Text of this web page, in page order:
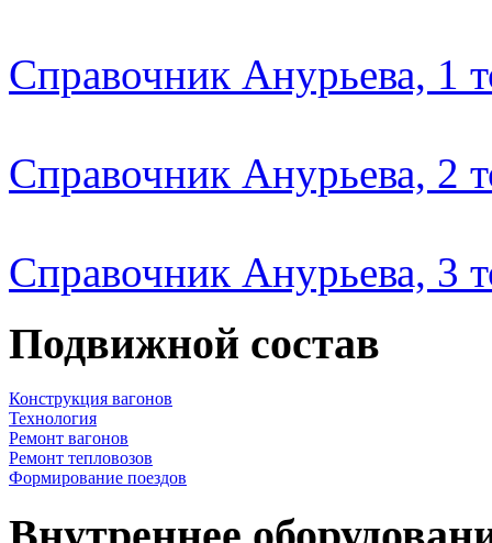
Справочник Анурьева, 1
Справочник Анурьева, 2
Справочник Анурьева, 3
Подвижной состав
Конструкция вагонов
Технология
Ремонт вагонов
Ремонт тепловозов
Формирование поездов